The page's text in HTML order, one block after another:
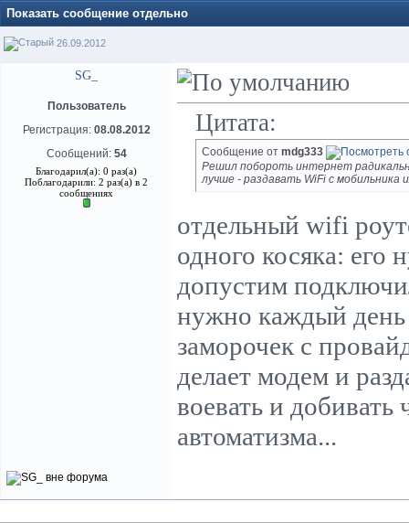
Показать сообщение отдельно
26.09.2012
SG_
Пользователь
Регистрация: 08.08.2012
Сообщений: 54
Благодарил(а): 0 раз(а)
Поблагодарили: 2 раз(а) в 2
сообщениях
Цитата:
Сообщение от mdg333
Решил побороть интернет
лучше - раздавать WiFi с
отдельный wifi
одного косяка: его
допустим
нужно каждый день
заморочек с
делает модем и
воевать и
автоматизма...